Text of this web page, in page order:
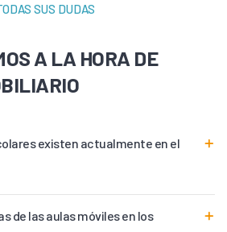
SUS DUDAS
A LA HORA DE
existen actualmente en el
de las aulas móviles en los